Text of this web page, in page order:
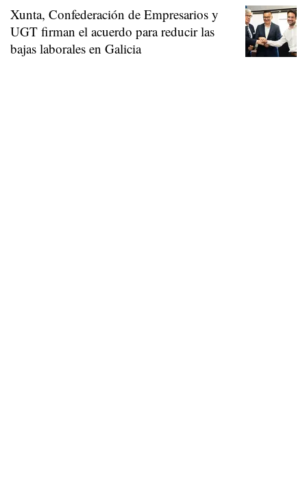
Xunta, Confederación de Empresarios y
UGT firman el acuerdo para reducir las
bajas laborales en Galicia